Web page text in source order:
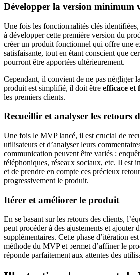
Développer la version minimum
Une fois les fonctionnalités clés identifiées,
à développer cette première version du
créer un produit fonctionnel qui offre une
satisfaisante, tout en étant conscient que
pourront être apportées ultérieurement.
Cependant, il convient de ne pas négliger
produit est simplifié, il doit être efficace et
les premiers clients.
Recueillir et analyser les retours
Une fois le MVP lancé, il est crucial de
utilisateurs et d’analyser leurs
communication peuvent être variés :
téléphoniques, réseaux sociaux, etc. Il est
et de prendre en compte ces précieux
progressivement le produit.
Itérer et améliorer le produit
En se basant sur les retours des clients,
peut procéder à des ajustements et ajouter
supplémentaires. Cette phase d’itération
méthode du MVP et permet d’affiner le
réponde parfaitement aux attentes des